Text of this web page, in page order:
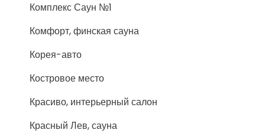
Комплекс Саун №1
Комфорт, финская сауна
Корея-авто
Костровое место
Красиво, интерьерный салон
Красный Лев, сауна